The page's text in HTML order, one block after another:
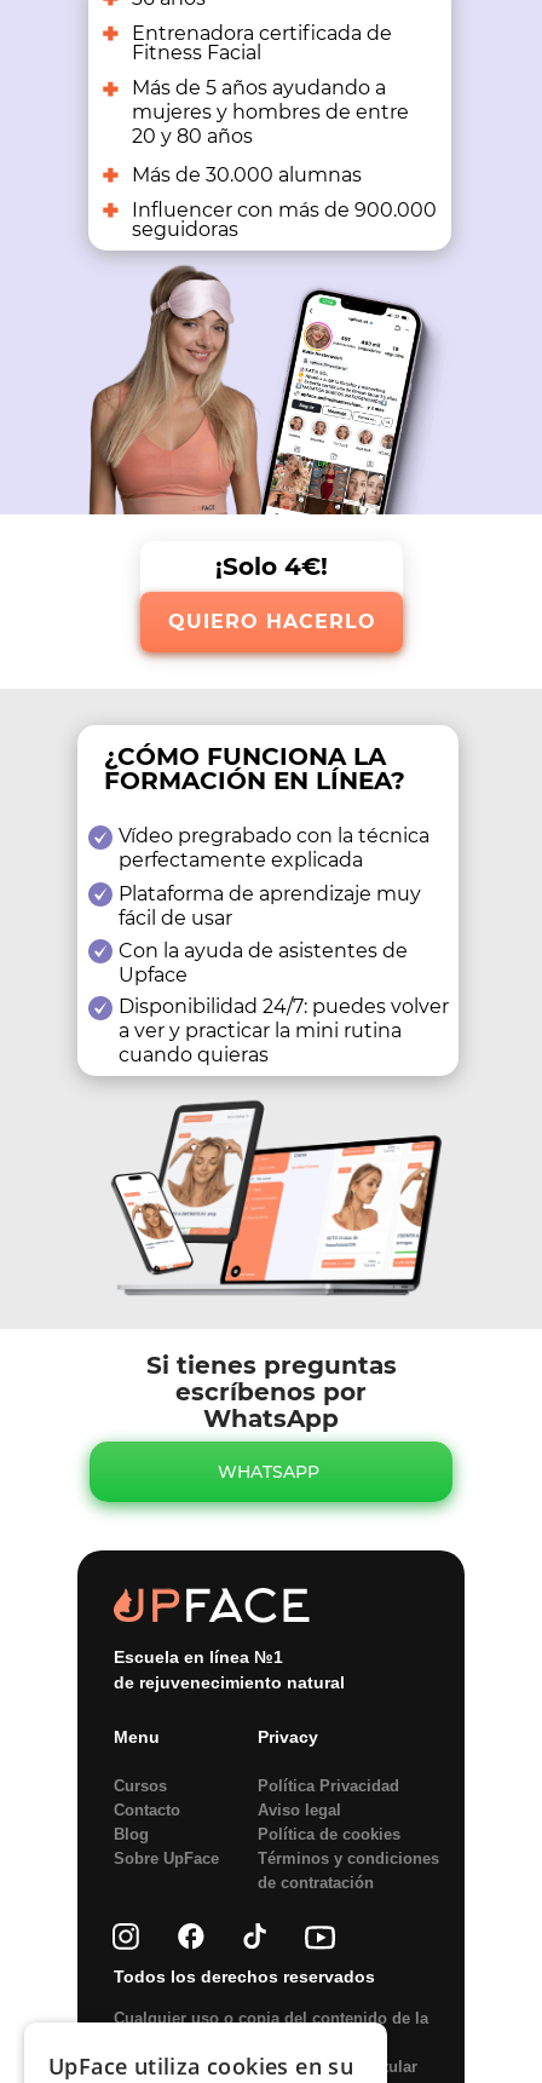
Entrenadora certificada de
Fitness Facial
Más de 5 años ayudando a
mujeres y hombres de entre
20 y 80 años
Más de 30.000 alumnas
Influencer con más de 900.000
seguidoras
QUIERO HACERLO
¡Solo 4€!
¿CÓMO FUNCIONA LA
FORMACIÓN EN LÍNEA?
Vídeo pregrabado con la técnica
perfectamente explicada
Plataforma de aprendizaje muy
fácil de usar
Con la ayuda de asistentes de
Upface
Disponibilidad 24/7: puedes volver
a ver y practicar la mini rutina
cuando quieras
Si tienes preguntas
escríbenos por
WhatsApp
WHATSAPP
Escuela en línea №1
de rejuvenecimiento natural
Menu Privacy
Todos los derechos reservados
Cursos
Contacto
Blog
Sobre UpFace
Política Privacidad
Aviso legal
Política de сookies
Términos y condiciones
de contratación
Сualquier uso o copia del contenido de la
permitido solo con el permiso del titular
UpFace utiliza cookies en su